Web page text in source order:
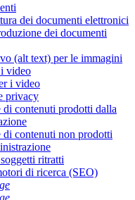
dei documenti elettronici
dei documenti
(alt text) per le immagini
video
i video
privacy
contenuti prodotti dalla
contenuti non prodotti
ritratti
di ricerca (SEO)